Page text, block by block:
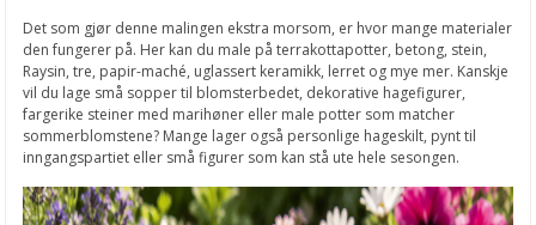
Det som gjør denne malingen ekstra morsom, er hvor mange materialer
den fungerer på. Her kan du male på terrakottapotter, betong, stein,
Raysin, tre, papir-maché, uglassert keramikk, lerret og mye mer. Kanskje
vil du lage små sopper til blomsterbedet, dekorative hagefigurer,
fargerike steiner med marihøner eller male potter som matcher
sommerblomstene? Mange lager også personlige hageskilt, pynt til
inngangspartiet eller små figurer som kan stå ute hele sesongen.